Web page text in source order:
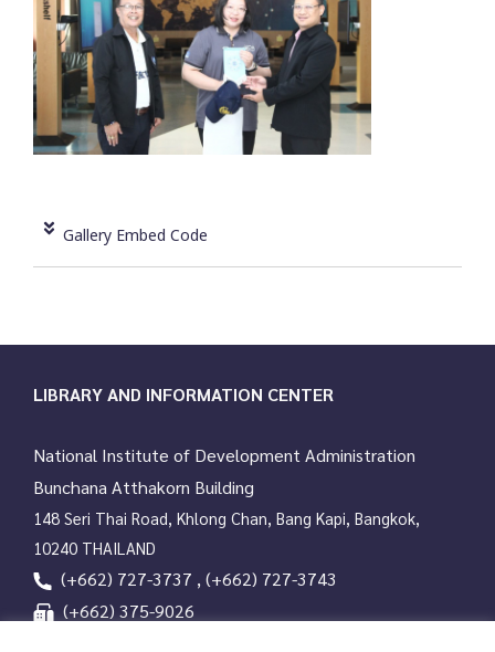
Gallery Embed Code
LIBRARY AND INFORMATION CENTER
National Institute of Development Administration
Bunchana Atthakorn Building
148 Seri Thai Road, Khlong Chan, Bang Kapi, Bangkok,
10240 THAILAND
(+662) 727-3737 , (+662) 727-3743
(+662) 375-9026